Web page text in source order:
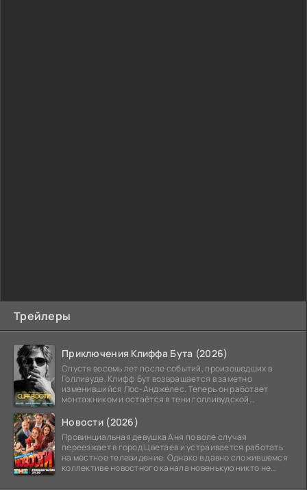
Трейлеры
Приключения Клиффа Бута (2026)
Спустя восемь лет после событий, произошедших в
Голливуде, Клифф Бут возвращается в заметно
изменившийся Лос-Анджелес. Теперь он работает
монтажником и остаётся в тени голливудской
Новости (2026)
Провинциальная девушка Аня по воле случая
переезжает в город Цветаев и устраивается работать
на местное телевидение. Однако в давно сложившемся
коллективе новостного канала новенькую никто не